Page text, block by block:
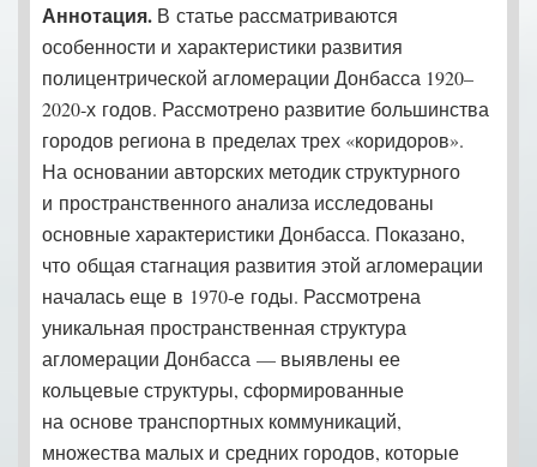
Аннотация. В статье рассматриваются
особенности и характеристики развития
полицентрической агломерации Донбасса 1920–
2020‑х годов. Рассмотрено развитие большинства
городов региона в пределах трех «коридоров».
На основании авторских методик структурного
и пространственного анализа исследованы
основные характеристики Донбасса. Показано,
что общая стагнация развития этой агломерации
началась еще в 1970‑е годы. Рассмотрена
уникальная пространственная структура
агломерации Донбасса — выявлены ее
кольцевые структуры, сформированные
на основе транспортных коммуникаций,
множества малых и средних городов, которые